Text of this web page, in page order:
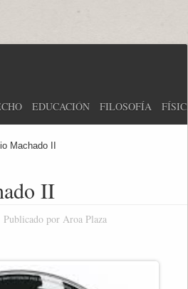
EDUCACIÓN FILOSOFÍA
Machado II
II
Publicado por Aroa Plaza